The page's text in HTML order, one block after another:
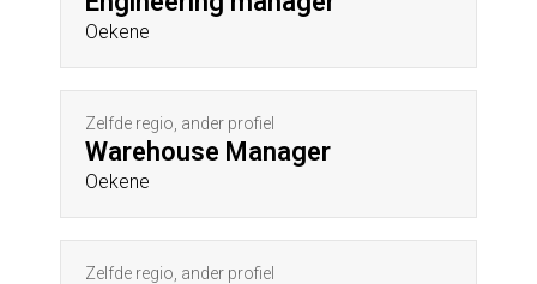
Oekene
Zelfde regio, ander profiel
Warehouse Manager
Oekene
Zelfde regio, ander profiel